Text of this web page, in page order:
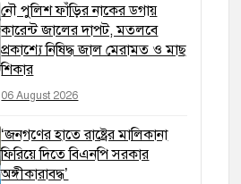
নৌ পুলিশ ফাঁড়ির নাকের ডগায়
কারেন্ট জালের দাপট, মতলবে
প্রকাশ্যে নিষিদ্ধ জাল মেরামত ও মাছ
শিকার
06 August 2026
‘জনগণের হাতে রাষ্ট্রের মালিকানা
ফিরিয়ে দিতে বিএনপি সরকার
অঙ্গীকারাবদ্ধ’